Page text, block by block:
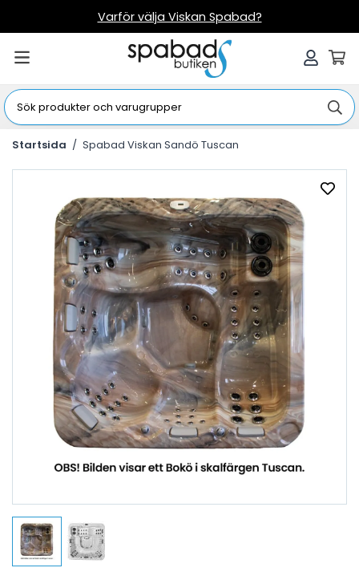
Varför välja Viskan Spabad?
Startsida / Spabad Viskan Sandö Tuscan